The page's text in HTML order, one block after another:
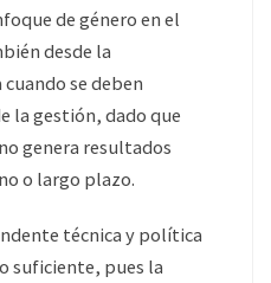
de género en el
desde la
se deben
la gestión, dado que
genera resultados
o largo plazo.
técnica y política
suficiente, pues la